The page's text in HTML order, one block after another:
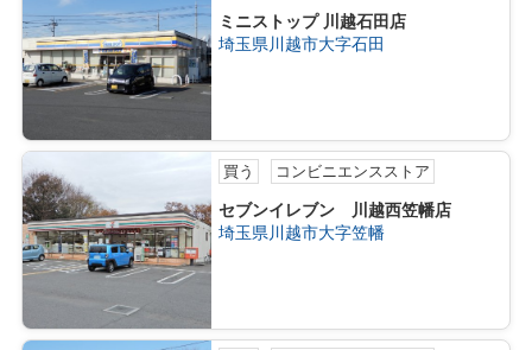
ミニストップ 川越石田店
埼玉県川越市大字石田
買う コンビニエンスストア
セブンイレブン 川越西笠幡店
埼玉県川越市大字笠幡